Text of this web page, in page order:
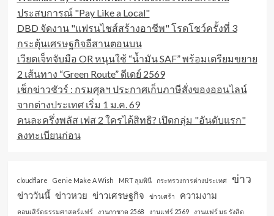
ประสบการณ์ "Pay Like a Local"
DBD จัดงาน "แฟรนไชส์สร้างอาชีพ" โรดโชว์ครั้งที่ 3
กระตุ้นเศรษฐกิจอีสานตอนบน
เวียตเจ็ทจับมือ OR หนุนใช้ “น้ำมัน SAF” พร้อมเตรียมขยาย
2 เส้นทาง “Green Route” ดีเดย์ 2569
เช็กข่าวชัวร์ : กรมศุลฯ ประกาศเก็บภาษีสั่งของออนไลน์
จากต่างประเทศ เริ่ม 1 ม.ค. 69
คนละครึ่งพลัส เฟส 2 ใครได้สิทธิ? เปิดกลุ่ม "อันดับแรก"
ลงทะเบียนก่อน
cloudflare Genie Make A Wish MRT ลุมพินี กระทรวงการต่างประเทศ ข่าว
ข่าววันนี้ ข่าวหวย ข่าวเศรษฐกิจ ข่าวเศร้า ความงาม
คอนเสิร์ตธรรมศาสตร์แฟร์ งานกาชาด 2568 งานแฟร์ 2569
งานแฟร์ มธ รังสิต